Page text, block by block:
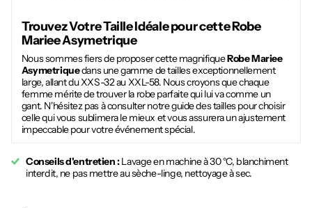
Trouvez Votre Taille Idéale pour cetteRobe
Mariee Asymetrique
Nous sommes fiers de proposer cette magnifiqueRobe Mariee
Asymetriquedans une gamme de tailles exceptionnellement
large, allant du XXS-32 au XXL-58. Nous croyons que chaque
femme mérite de trouver la robe parfaite qui lui va comme un
gant. N'hésitez pas à consulter notre guide des tailles pour choisir
celle qui vous sublimera le mieux et vous assurera un ajustement
impeccable pour votre événement spécial.
Conseils d'entretien :Lavage en machine à 30 °C, blanchiment
interdit, ne pas mettre au sèche-linge, nettoyage à sec.